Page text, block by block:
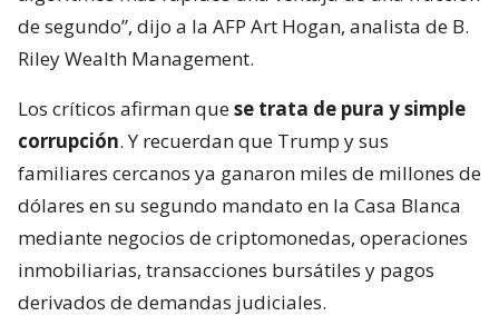
de segundo”, dijo a la AFP Art Hogan, analista de B.
Riley Wealth Management.
Los críticos afirman quese trata de pura y simple
corrupción. Y recuerdan que Trump y sus
familiares cercanos ya ganaron miles de millones de
dólares en su segundo mandato en la Casa Blanca
mediante negocios de criptomonedas, operaciones
inmobiliarias, transacciones bursátiles y pagos
derivados de demandas judiciales.